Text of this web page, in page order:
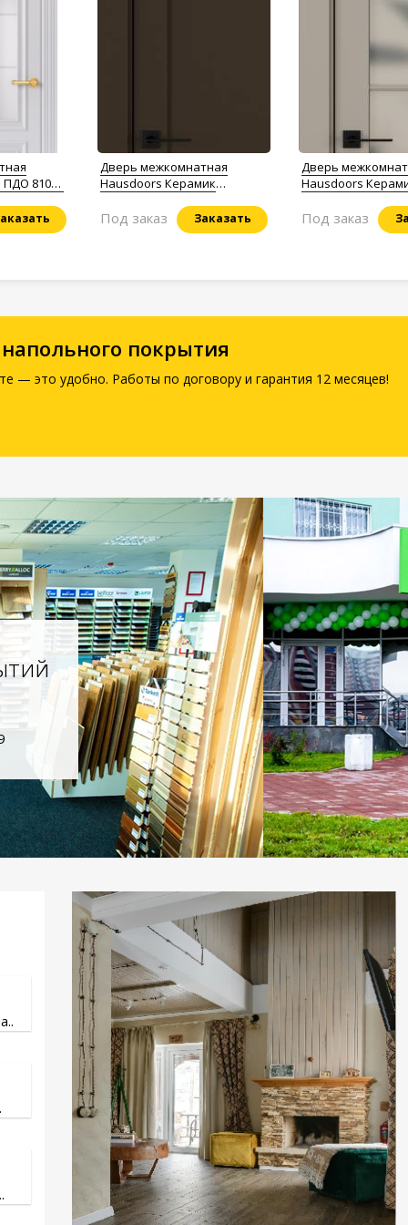
ПДО 81002
Дверь межкомнатная
Hausdoors Керамик
Заказать
Под заказ
Дверь
Hausdoors
ст.матовое
Под заказ
покрытия
— это удобно. Работы по договору и гарантия 12 месяцев!